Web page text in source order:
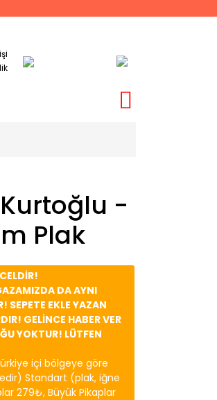
-
Plak
DA AYNI
SEPETE EKLE YAZAN
GELİNCE HABER VER
YOKTUR! LÜTFEN
içi bölgeye göre
Standart (plak, iğne
279₺, Büyük Pikaplar